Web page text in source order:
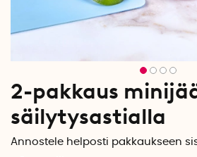
2-pakkaus
säilytysastialla
Annostele helposti pakkaukseen